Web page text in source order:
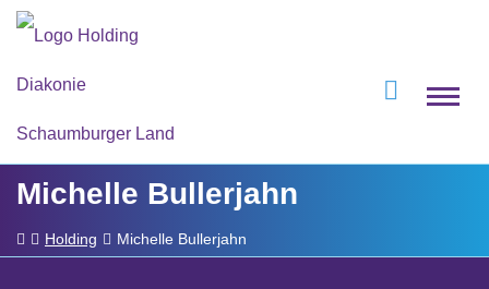
Michelle Bullerjahn
Holding Michelle Bullerjahn